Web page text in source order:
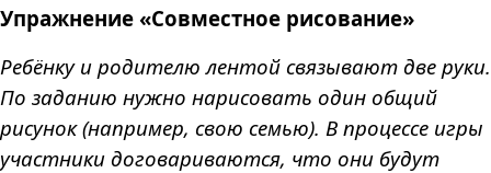
Упражнение «Совместное рисование»
Ребёнку и родителю лентой связывают две руки.
По заданию нужно нарисовать один общий
рисунок (например, свою семью). В процессе игры
участники договариваются, что они будут